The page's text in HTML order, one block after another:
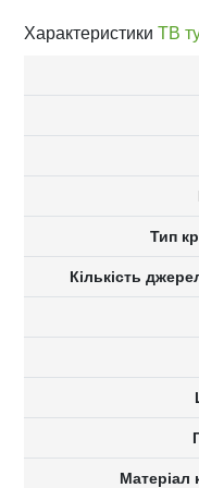
Характеристики ТВ
Тип
Кількість
Матеріал